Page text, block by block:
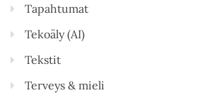
Tapahtumat
Tekoäly (AI)
Tekstit
Terveys & mieli